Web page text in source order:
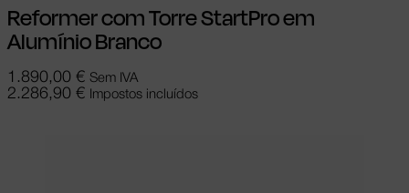
Reformer com Torre StartPro em
Alumínio Branco
1.890,00 € Sem IVA
2.286,90 € Impostos incluídos